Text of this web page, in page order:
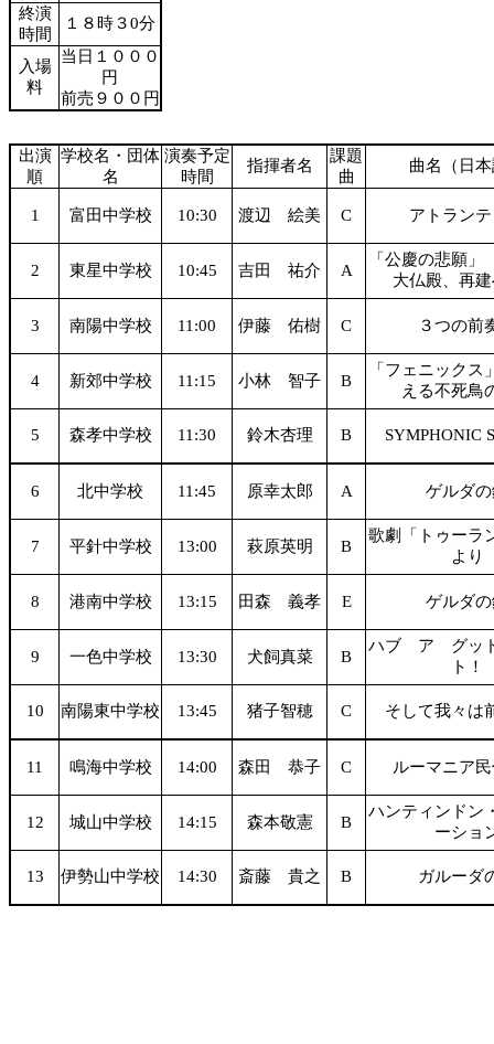
終演
時間
１８時３0分
入場
料
当日１０００
円
前売９００円
出演
順
学校名・団体
名
演奏予定
時間
指揮者名
課題
曲
曲名（日
1 富田中学校 10:30 渡辺 絵美 C アトラン
2 東星中学校 10:45 吉田 祐介 A
「公慶の悲願
大仏殿、再
3 南陽中学校 11:00 伊藤 佑樹 C ３つの前
4 新郊中学校 11:15 小林 智子 B
「フェニックス
える不死鳥
5 森孝中学校 11:30 鈴木杏理 B SYMPHONIC
6 北中学校 11:45 原幸太郎 A ゲルダ
7 平針中学校 13:00 萩原英明 B
歌劇「トゥーラ
より
8 港南中学校 13:15 田森 義孝 E ゲルダ
9 一色中学校 13:30 犬飼真菜 B
ハブ ア グッ
ト！
10 南陽東中学校 13:45 猪子智穂 C そして我々は
11 鳴海中学校 14:00 森田 恭子 C ルーマニア
12 城山中学校 14:15 森本敬憲 B
ハンティンドン
ーショ
13 伊勢山中学校 14:30 斎藤 貴之 B ガルーダ